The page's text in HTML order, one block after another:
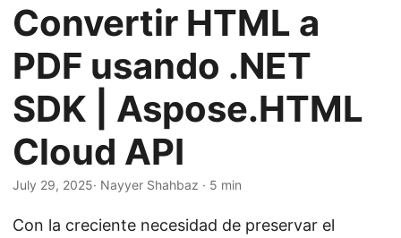
n
a
v
e
g
a
c
i
ó
Convertir HTML a
PDF usando .NET
SDK | Aspose.HTML
Cloud API
July 29, 2025· Nayyer Shahbaz · 5 min
Con la creciente necesidad de preservar el